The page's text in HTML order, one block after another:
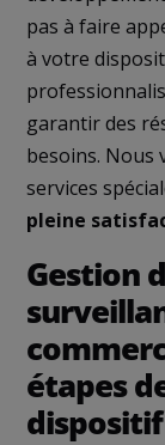
pas à faire
à votre
garantir des
besoins. Nous
services
pleine
Gestion
étapes